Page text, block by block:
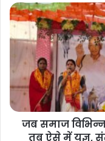
जब समाज
तब ऐसे में यज्ञ,